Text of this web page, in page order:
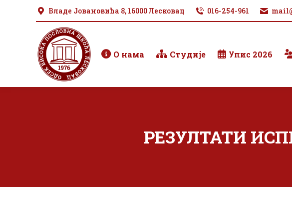
Владе Јовановића 8, 16000 Лесковац 016-254-961
О нама Студије Упис 2026
РЕЗУЛТАТИ